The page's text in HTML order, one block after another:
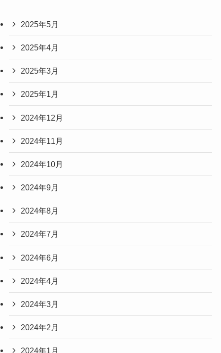
2025年5月
2025年4月
2025年3月
2025年1月
2024年12月
2024年11月
2024年10月
2024年9月
2024年8月
2024年7月
2024年6月
2024年4月
2024年3月
2024年2月
2024年1月